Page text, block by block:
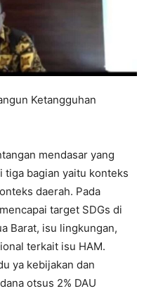
Ketangguhan
mendasar yang
tiga bagian yaitu konteks
daerah. Pada
target SDGs di
Barat, isu lingkungan,
terkait isu HAM.
ya kebijakan dan
otsus 2% DAU